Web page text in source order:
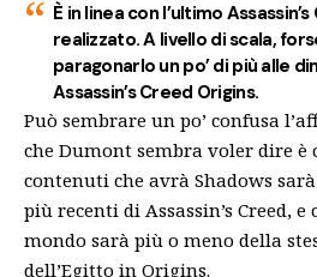
È in linea con l’ultimo
realizzato. A livello di scala,
paragonarlo un po’ di più alle
Assassin’s Creed Origins.
Può sembrare un po’ confusa
che Dumont sembra voler dire
contenuti che avrà Shadows
più recenti di Assassin’s Creed,
mondo sarà più o meno della
dell’Egitto in Origins.